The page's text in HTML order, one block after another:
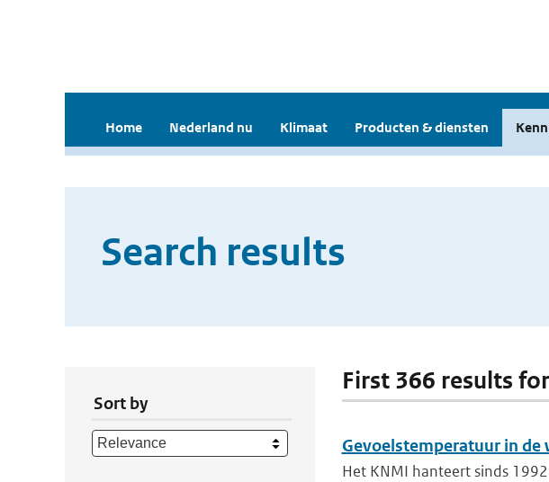
Home Nederland nu Klimaat Producten & diensten
Search results
Sort by
First 366 results
Gevoelstemperatuur in
Het KNMI hanteert sinds